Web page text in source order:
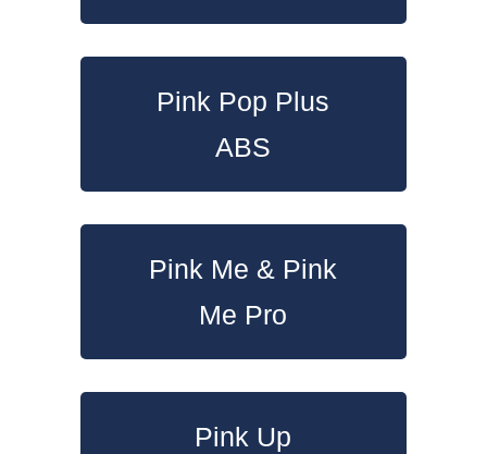
Pink Pop Plus
ABS
Pink Me & Pink
Me Pro
Pink Up